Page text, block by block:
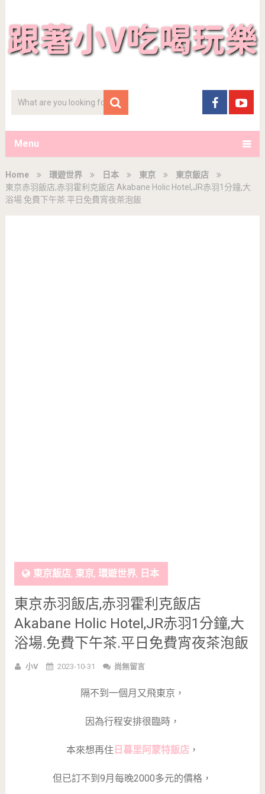
Menu
Home 環遊世界 日本 東京
東京飯店
東京赤羽飯店,赤羽霍利克飯店 Akabane Holic Hotel,JR赤羽1分鐘,大
浴場.免費下午茶.平日免費宵夜茶泡飯
東京飯店, 東京, 環遊世界, 日本
東京赤羽飯店,赤羽霍利克飯店
Akabane Holic Hotel,JR赤羽1分鐘,大
浴場.免費下午茶.平日免費宵夜茶泡飯
小V 2023-10-31 尚無留言
隔不到一個月又飛東京，
因為行程安排很臨時，
本來想再住日暮里阿蒙特飯店，
但已訂不到9月每晚2000多元的價格，